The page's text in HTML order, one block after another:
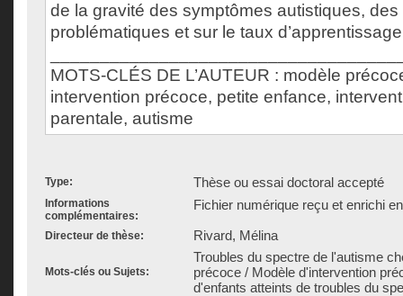
de la gravité des symptômes autistiques,
problématiques et sur le taux
MOTS-CLÉS DE L’AUTEUR : modèle
intervention précoce, petite enfance,
parentale, autisme
Type: Thèse ou essai doctoral accepté
Informations
complémentaires:
Fichier numérique reçu et enrichi
Directeur de thèse: Rivard, Mélina
Mots-clés ou Sujets:
Troubles du spectre de l'autisme
précoce / Modèle d'intervention
d'enfants atteints de troubles du